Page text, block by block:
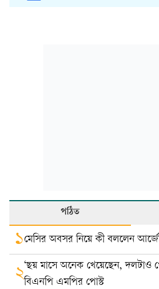
পঠিত
১মেসির অবসর নিয়ে কী বললেন
২‘ছয় মাসে অনেক খেয়েছেন, দলটাও
বিএনপি এমপির পোস্ট